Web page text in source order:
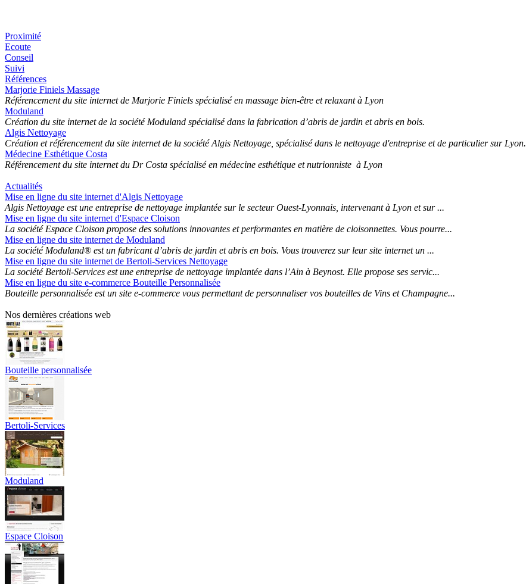
Proximité
Ecoute
Conseil
Suivi
Références
Marjorie Finiels Massage
Référencement du site internet de Marjorie Finiels spécialisé en massage bien-être et relaxant à Lyon
Moduland
Création du site internet de la société Moduland spécialisé dans la fabrication d’abris de jardin et abris en bois.
Algis Nettoyage
Création et référencement du site internet de la société Algis Nettoyage, spécialisé dans le nettoyage d'entreprise et de particulier sur Lyon.
Médecine Esthétique Costa
Référencement du site internet du Dr Costa spécialisé en médecine esthétique et nutrionniste à Lyon
Actualités
Mise en ligne du site internet d'Algis Nettoyage
Algis Nettoyage est une entreprise de nettoyage implantée sur le secteur Ouest-Lyonnais, intervenant à Lyon et sur ...
Mise en ligne du site internet d'Espace Cloison
La société Espace Cloison propose des solutions innovantes et performantes en matière de cloisonnettes. Vous pourre...
Mise en ligne du site internet de Moduland
La société Moduland® est un fabricant d’abris de jardin et abris en bois. Vous trouverez sur leur site internet un ...
Mise en ligne du site internet de Bertoli-Services Nettoyage
La société Bertoli-Services est une entreprise de nettoyage implantée dans l’Ain à Beynost. Elle propose ses servic...
Mise en ligne du site e-commerce Bouteille Personnalisée
Bouteille personnalisée est un site e-commerce vous permettant de personnaliser vos bouteilles de Vins et Champagne...
Nos dernières créations web
Bouteille personnalisée
Bertoli-Services
Moduland
Espace Cloison